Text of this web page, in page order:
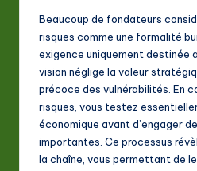
o
ti
o
Beaucoup de fondateurs
risques comme une formalité
exigence uniquement destinée
vision néglige la valeur
précoce des vulnérabilités. En
risques, vous testez
économique avant d’engager
importantes. Ce processus
la chaîne, vous permettant de